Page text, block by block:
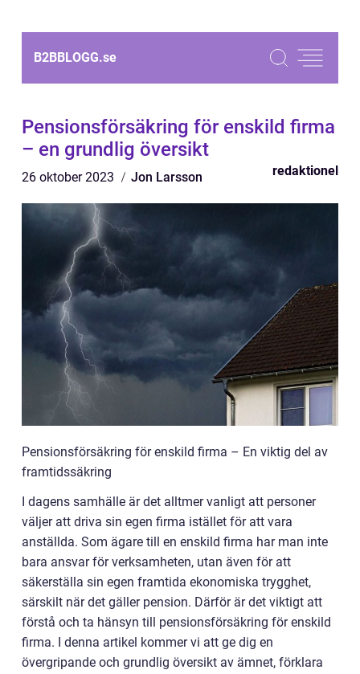
B2BBLOGG.se
Pensionsförsäkring för enskild firma
– en grundlig översikt
26 oktober 2023 Jon Larsson redaktionel
Pensionsförsäkring för enskild firma – En viktig del av
framtidssäkring
I dagens samhälle är det alltmer vanligt att personer
väljer att driva sin egen firma istället för att vara
anställda. Som ägare till en enskild firma har man inte
bara ansvar för verksamheten, utan även för att
säkerställa sin egen framtida ekonomiska trygghet,
särskilt när det gäller pension. Därför är det viktigt att
förstå och ta hänsyn till pensionsförsäkring för enskild
firma. I denna artikel kommer vi att ge dig en
övergripande och grundlig översikt av ämnet, förklara